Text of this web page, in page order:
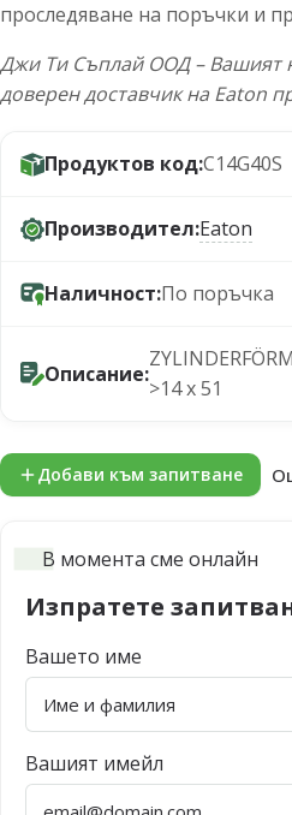
проследяване на поръчки и
Джи Ти Съплай ООД – Вашият
доверен доставчик на Eaton
Продуктов код:C14G40S
Производител:Eaton
Наличност:По поръчка
Описание:
>14 x 51
Добави към запитване
В момента сме онлайн
Изпратете
Вашето име
Вашият имейл